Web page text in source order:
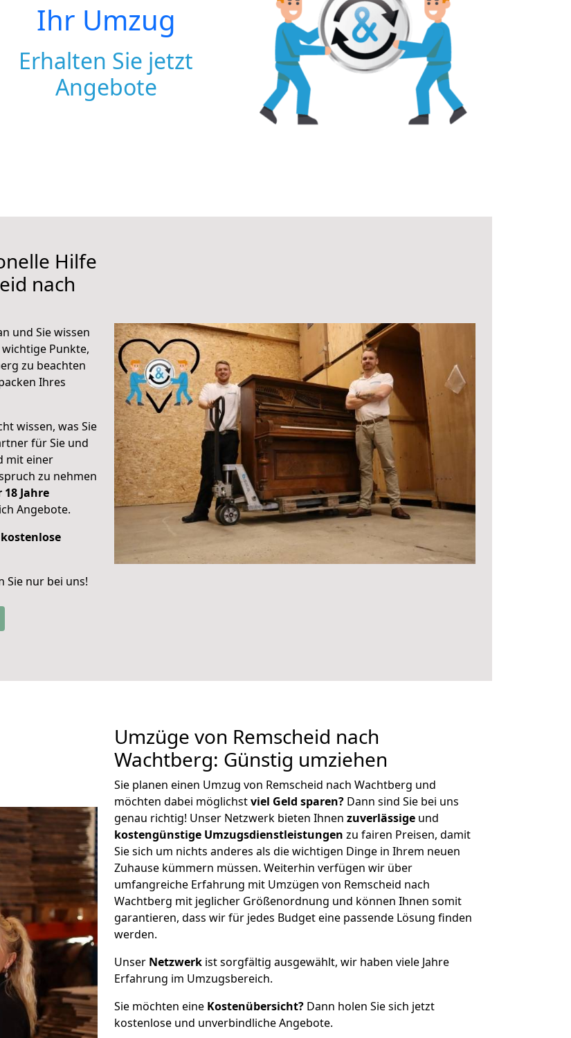
Ihr Umzug
Erhalten Sie jetzt
Angebote
Hilfe
nach
und Sie wissen
Punkte,
zu beachten
Ihres
wissen, was Sie
für Sie und
mit einer
zu nehmen
Jahre
Angebote.
Sie nur bei uns!
Umzüge von Remscheid nach
Wachtberg: Günstig umziehen
Sie planen einen Umzug von Remscheid nach Wachtberg und
möchten dabei möglichstviel Geld sparen? Dann sind Sie bei uns
genau richtig! Unser Netzwerk bieten Ihnen zuverlässige und
kostengünstige Umzugsdienstleistungen zu fairen Preisen, damit
Sie sich um nichts anderes als die wichtigen Dinge in Ihrem neuen
Zuhause kümmern müssen. Weiterhin verfügen wir über
umfangreiche Erfahrung mit Umzügen von Remscheid nach
Wachtberg mit jeglicher Größenordnung und können Ihnen somit
garantieren, dass wir für jedes Budget eine passende Lösung finden
werden.
Unser Netzwerk ist sorgfältig ausgewählt, wir haben viele Jahre
Erfahrung im Umzugsbereich.
Sie möchten eine Kostenübersicht? Dann holen Sie sich jetzt
kostenlose und unverbindliche Angebote.